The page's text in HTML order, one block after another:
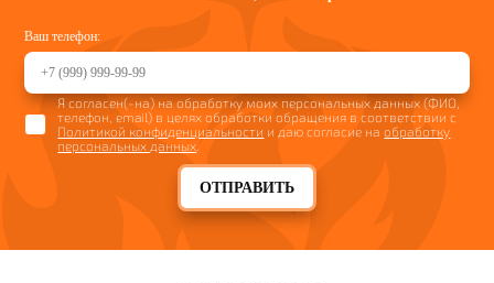
Ваш телефон:
ОТПРАВИТЬ
Я согласен(-на) на обработку моих персональных данных (ФИО,
телефон, email) в целях обработки обращения в соответствии с
Политикой конфиденциальности и даю согласие наобработку
персональных данных